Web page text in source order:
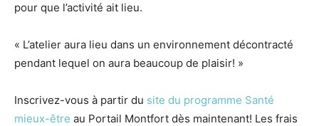
pour que l’activité ait lieu.
« L’atelier aura lieu dans un environnement décontracté
pendant lequel on aura beaucoup de plaisir! »
Inscrivez-vous à partir du site du programme Santé
mieux-être au Portail Montfort dès maintenant! Les frais